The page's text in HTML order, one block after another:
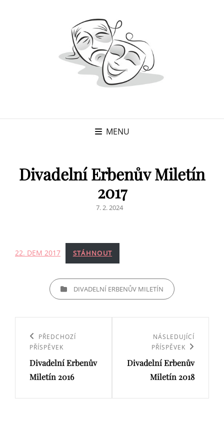
MENU
Divadelní Erbenův Miletín
2017
POSTED
7. 2. 2024
22. DEM 2017 STÁHNOUT
CATEGORIESDIVADELNÍ ERBENŮV MILETÍN
pro
příspěvek
Previous
PŘEDCHOZÍ
PŘÍSPĚVEK
Divadelní Erbenův
Miletín 2016
NÁSLEDUJÍCÍ
PŘÍSPĚVEK
Divadelní Erbenův
Miletín 2018